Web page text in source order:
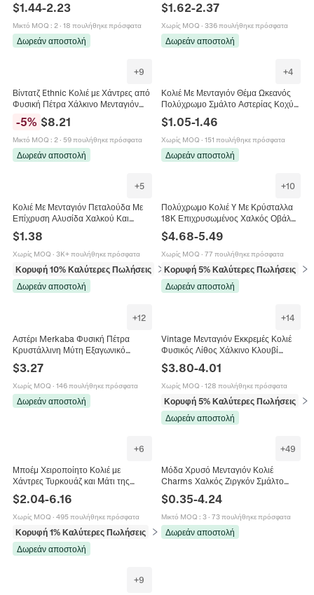
Σχοινί Κοσμήματα Γυναικεία
$1.44-2.23
Μικτό MOQ : 2· 18 πουλήθηκε πρόσφατα
Δωρεάν αποστολή
Boho Για Γυναίκες Χάλκινο
Κούμπωμα
$1.62-2.37
Χωρίς MOQ · 336 πουλήθηκε πρόσφατα
Δωρεάν αποστολή
+9
Βίντατζ Ethnic Κολιέ με Χάντρες από
Φυσική Πέτρα Χάλκινο Μενταγιόν
Ήλιος Σελήνη Αστέρι Bohemian
Κοσμήματα Γυναικείο Αξεσουάρ
-5% $8.21
Μικτό MOQ : 2· 59 πουλήθηκε πρόσφατα
Δωρεάν αποστολή
+4
Κολιέ Με Μενταγιόν Θέμα Ωκεανός
Πολύχρωμο Σμάλτο Αστερίας Κοχύλι
Επιχρυσωμένο Χαλκός Ανοξείδωτο
Ατσάλι Κοσμήματα Παραλία
$1.05-1.46
Χωρίς MOQ · 151 πουλήθηκε πρόσφατα
Δωρεάν αποστολή
+5
Κολιέ Με Μενταγιόν Πεταλούδα Με
Επίχρυση Αλυσίδα Χαλκού Και
Γυάλινα Φτερά Με Ζιργκόν Κομψά
Κοσμήματα
$1.38
Χωρίς MOQ · 3K+ πουλήθηκε πρόσφατα
Κορυφή 10% Καλύτερες Πωλήσεις
σε Κολιέ
Δωρεάν αποστολή
+10
Πολύχρωμο Κολιέ Y Με Κρύσταλλα
18Κ Επιχρυσωμένος Χαλκός Οβάλ
Πολύτιμοι Λίθοι Κοσμήματα Για
Γυναίκες Boho Στυλ Ρυθμιζόμενη
Αλυσίδα
$4.68-5.49
Χωρίς MOQ · 77 πουλήθηκε πρόσφατα
Κορυφή 5% Καλύτερες Πωλήσεις
σε
Δωρεάν αποστολή
+12
Αστέρι Merkaba Φυσική Πέτρα
Κρυστάλλινη Μύτη Εξαγωνικό
Πρίσμα Εκκρεμές Κολιέ
Ραβδοσκοπία Θεραπεία Πνευματική
Δώρο
$3.27
Χωρίς MOQ · 146 πουλήθηκε πρόσφατα
Δωρεάν αποστολή
+14
Vintage Μενταγιόν Εκκρεμές Κολιέ
Φυσικός Λίθος Χάλκινο Κλουβί
Στέμμα Δάκρυ Μυστικιστικό Γοτθικό
Κοσμήματα Για Γυναίκες
$3.80-4.01
Χωρίς MOQ · 128 πουλήθηκε πρόσφατα
Κορυφή 5% Καλύτερες Πωλήσεις
σε
Δωρεάν αποστολή
+6
Μποέμ Χειροποίητο Κολιέ με
Χάντρες Τυρκουάζ και Μάτι της
Τίγρης για Γυναίκες Χάλκινη Αλυσίδα
Choker με Κρεμαστό Καρδιά
$2.04-6.16
Χωρίς MOQ · 495 πουλήθηκε πρόσφατα
Κορυφή 1% Καλύτερες Πωλήσεις
σε Κολιέ
Δωρεάν αποστολή
+49
Μόδα Χρυσό Μενταγιόν Κολιέ
Charms Χαλκός Ζιργκόν Σμάλτο
Φεγγάρι Αστέρι Evil Eye Καρδιά
Αξεσουάρ Για Κατασκευή
Κοσμημάτων
$0.35-4.24
Μικτό MOQ : 3· 73 πουλήθηκε πρόσφατα
Δωρεάν αποστολή
+9